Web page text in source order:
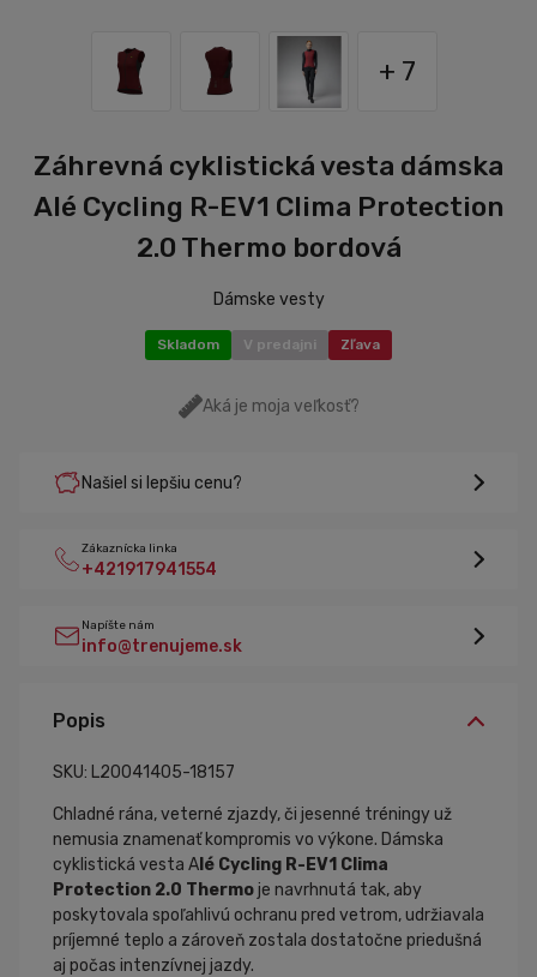
+ 7
Záhrevná cyklistická vesta dámska
Alé Cycling R-EV1 Clima Protection
2.0 Thermo bordová
Dámske vesty
Skladom V predajni Zľava
Aká je moja veľkosť?
Našiel si lepšiu cenu?
Zákaznícka linka
+421917941554
Napíšte nám
info@trenujeme.sk
Popis
SKU: L20041405-18157
Chladné rána, veterné zjazdy, či jesenné tréningy už
nemusia znamenať kompromis vo výkone. Dámska
cyklistická vesta A lé Cycling R-EV1 Clima
Protection 2.0 Thermoje navrhnutá tak, aby
poskytovala spoľahlivú ochranu pred vetrom, udržiavala
príjemné teplo a zároveň zostala dostatočne priedušná
aj počas intenzívnej jazdy.